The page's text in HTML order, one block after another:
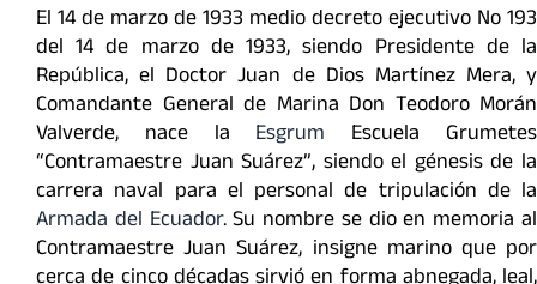
El 14 de marzo de 1933 medio decreto ejecutivo No 193
del 14 de marzo de 1933, siendo Presidente de la
República, el Doctor Juan de Dios Martínez Mera, y
Comandante General de Marina Don Teodoro Morán
Valverde, nace la Esgrum Escuela Grumetes
“Contramaestre Juan Suárez”, siendo el génesis de la
carrera naval para el personal de tripulación de la
Armada del Ecuador. Su nombre se dio en memoria al
Contramaestre Juan Suárez, insigne marino que por